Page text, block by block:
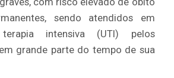
sendo atendidos em
intensiva (UTI) pelos
grande parte do tempo de sua